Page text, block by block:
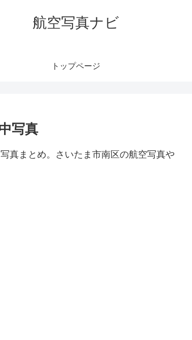
航空写真ナビ
トップページ
写真
真まとめ。さいたま市南区の航空写真や